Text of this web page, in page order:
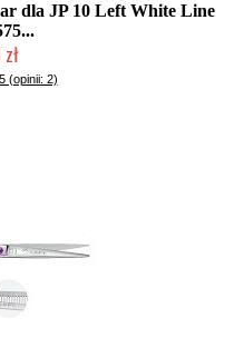
dla JP 10 Left White Line
(opinii: 2)